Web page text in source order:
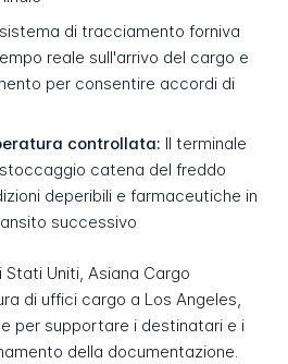
di tracciamento forniva
reale sull'arrivo del cargo e
per consentire accordi di
controllata: Il terminale
catena del freddo
deperibili e farmaceutiche in
successivo
Stati Uniti, Asiana Cargo
di uffici cargo a Los Angeles,
per supportare i destinatari e i
della documentazione.